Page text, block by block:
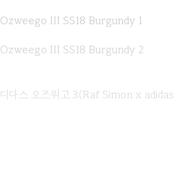
다스 오즈위고 3(Raf Simon x adidas